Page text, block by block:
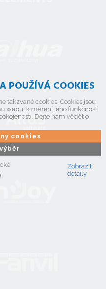
POUŽÍVÁ COOKIES
takzvané cookies. Cookies jsou
webu, k měření jeho funkčnosti
Dejte nám vědět o
cookies
Zobrazit
detaily